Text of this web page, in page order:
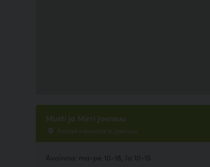
Musti ja Mirri Joensuu
Raatekankaantie 4, Joensuu
Avoinna: ma-pe 10-18, la 10-15